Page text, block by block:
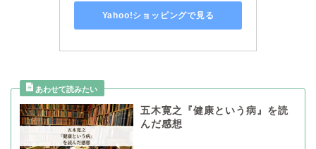
Yahoo!ショッピングで見る
五木寛之『健康という病』を読
んだ感想